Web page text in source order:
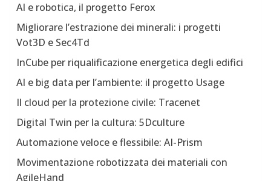
AI e robotica, il progetto Ferox
Migliorare l’estrazione dei minerali: i progetti
Vot3D e Sec4Td
InCube per riqualificazione energetica degli edifici
AI e big data per l’ambiente: il progetto Usage
Il cloud per la protezione civile: Tracenet
Digital Twin per la cultura: 5Dculture
Automazione veloce e flessibile: AI-Prism
Movimentazione robotizzata dei materiali con
AgileHand